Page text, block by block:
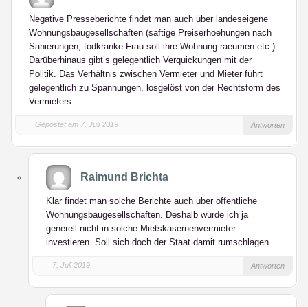
Negative Presseberichte findet man auch über landeseigene
Wohnungsbaugesellschaften (saftige Preiserhoehungen nach
Sanierungen, todkranke Frau soll ihre Wohnung raeumen etc.).
Darüberhinaus gibt’s gelegentlich Verquickungen mit der
Politik. Das Verhältnis zwischen Vermieter und Mieter führt
gelegentlich zu Spannungen, losgelöst von der Rechtsform des
Vermieters.
Gepostet am 7. Juli 2019 Antworten
Raimund Brichta
Klar findet man solche Berichte auch über öffentliche
Wohnungsbaugesellschaften. Deshalb würde ich ja
generell nicht in solche Mietskasernenvermieter
investieren. Soll sich doch der Staat damit rumschlagen.
7. Juli 2019 Antworten